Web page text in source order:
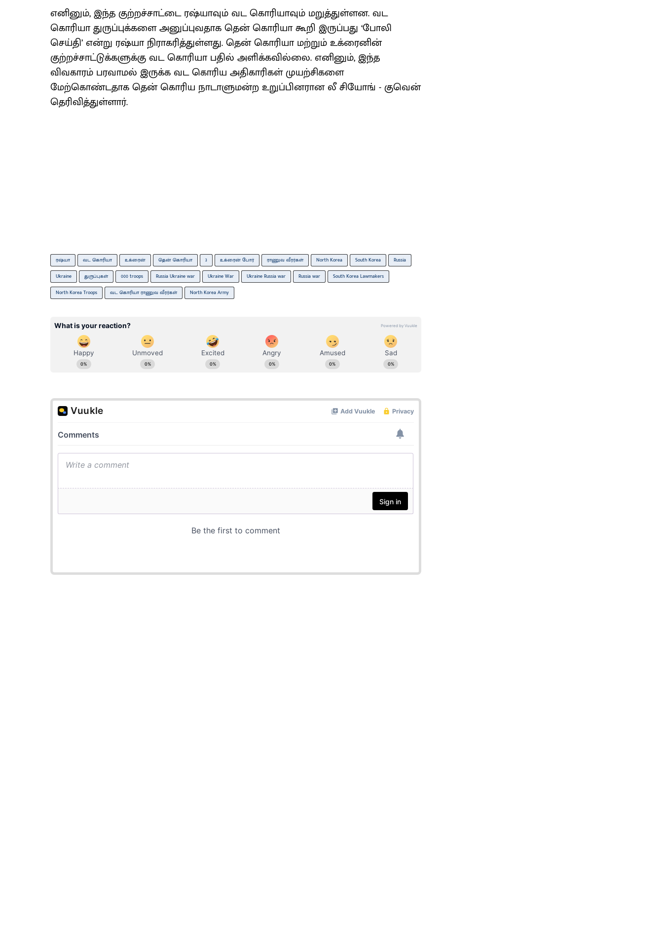
எனினும், இந்த குற்றச்சாட்டை ரஷ்யாவும் வட கொரியாவும் மறுத்துள்ளன. வட
கொரியா துருப்புக்களை அனுப்புவதாக தென் கொரியா கூறி இருப்பது ‘போலி
செய்தி’ என்று ரஷ்யா நிராகரித்துள்ளது. தென் கொரியா மற்றும் உக்ரைனின்
குற்றச்சாட்டுக்களுக்கு வட கொரியா பதில் அளிக்கவில்லை. எனினும், இந்த
விவகாரம் பரவாமல் இருக்க வட கொரிய அதிகாரிகள் முயற்சிகளை
மேற்கொண்டதாக தென் கொரிய நாடாளுமன்ற உறுப்பினரான லீ சியோங் - குவென்
தெரிவித்துள்ளார்.
ரஷ்யா வட கொரியா உக்ரைன் தென் கொரியா 3 உக்ரைன் போர் ராணுவ வீரர்கள் North Korea South Korea Russia
Ukraine துருப்புகள் 000 troops Russia Ukraine war Ukraine War Ukraine Russia war Russia war South Korea Lawmakers
North Korea Troops வட கொரியா ராணுவ வீரர்கள் North Korea Army